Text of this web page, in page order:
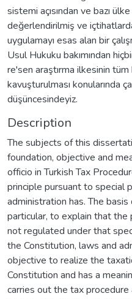
sistemi açısından ve bazı
değerlendirilmiş ve
uygulamayı esas alan bir
Usul Hukuku bakımından
re'sen araştırma ilkesinin tüm
kavuşturulması konularında
düşüncesindeyiz.
Description
The subjects of this
foundation, objective and
officio in Turkish Tax
principle pursuant to special
administration has. The
particular, to explain that the
not regulated under that
the Constitution, laws and
objective to realize the
Constitution and has a
carries out the tax